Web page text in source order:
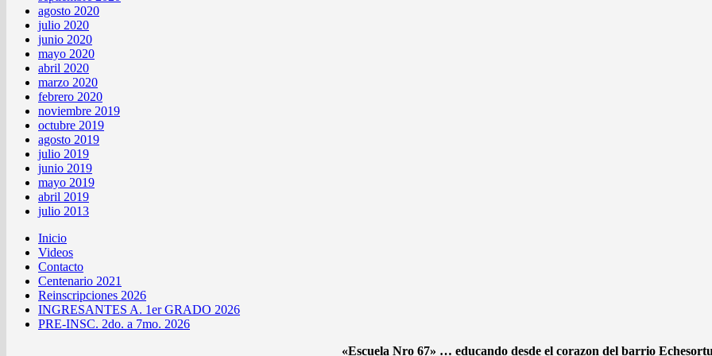
agosto 2020
julio 2020
junio 2020
mayo 2020
abril 2020
marzo 2020
febrero 2020
noviembre 2019
octubre 2019
agosto 2019
julio 2019
junio 2019
mayo 2019
abril 2019
julio 2013
Inicio
Videos
Contacto
Centenario 2021
Reinscripciones 2026
INGRESANTES A. 1er GRADO 2026
PRE-INSC. 2do. a 7mo. 2026
«Escuela Nro 67» … educando desde el corazon del barrio